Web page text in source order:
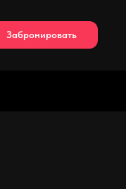
Забронировать